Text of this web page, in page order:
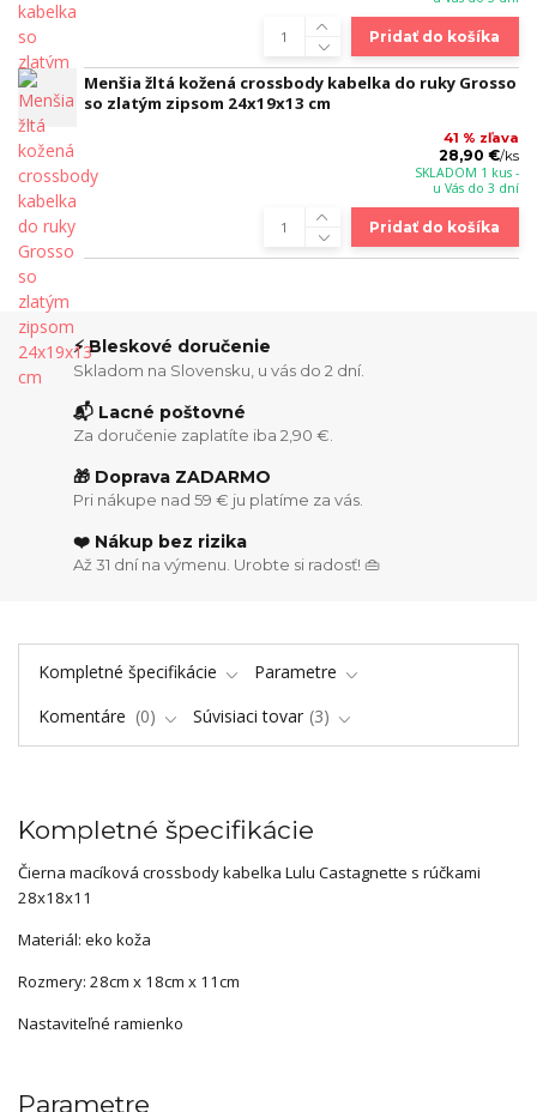
Pridať do košíka
Menšia žltá kožená crossbody kabelka do ruky Grosso
so zlatým zipsom 24x19x13 cm
41 % zľava
28,90 €/ks
SKLADOM 1 kus -
u Vás do 3 dní
Pridať do košíka
⚡ Bleskové doručenie
Skladom na Slovensku, u vás do 2 dní.
📬 Lacné poštovné
Za doručenie zaplatíte iba 2,90 €.
🎁 Doprava ZADARMO
Pri nákupe nad 59 € ju platíme za vás.
❤️ Nákup bez rizika
Až 31 dní na výmenu. Urobte si radosť! 👜
Kompletné špecifikácie
Parametre
Komentáre
0 Súvisiaci tovar 3
Kompletné špecifikácie
Čierna macíková crossbody kabelka Lulu Castagnette s rúčkami
28x18x11
Materiál: eko koža
Rozmery: 28cm x 18cm x 11cm
Nastaviteľné ramienko
Parametre